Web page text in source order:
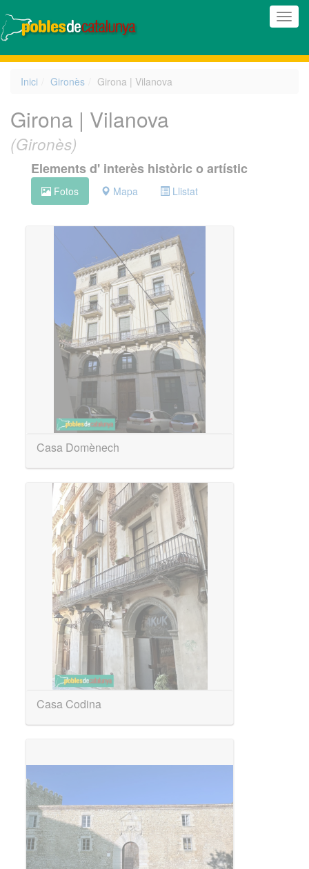
Inici Gironès Girona | Vilanova
Girona | Vilanova
(Gironès)
Elements d' interès històric o artístic
Fotos Mapa Llistat
Casa Domènech
Casa Codina